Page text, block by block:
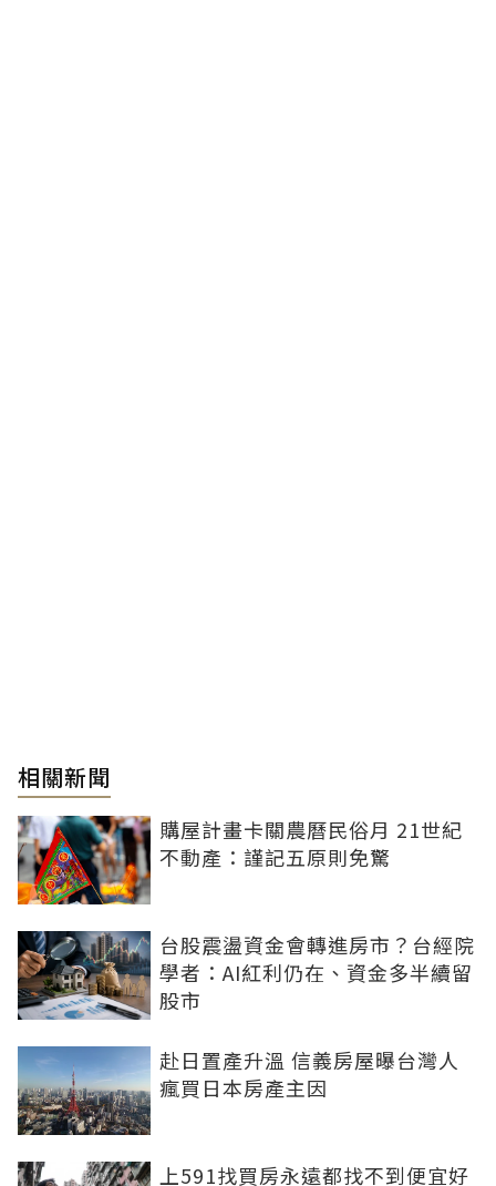
相關新聞
購屋計畫卡關農曆民俗月 21世紀
不動產：謹記五原則免驚
台股震盪資金會轉進房市？台經院
學者：AI紅利仍在、資金多半續留
股市
赴日置產升溫 信義房屋曝台灣人
瘋買日本房產主因
上591找買房永遠都找不到便宜好